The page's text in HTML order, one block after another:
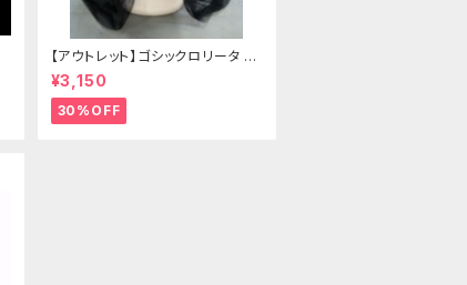
【アウトレット】ゴシックロリータ ゴ
ールドクラウン＆ホーン(ヴェール
付き)
¥3,150
30%OFF